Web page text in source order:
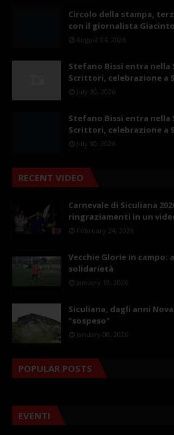
Circolo della stampa,
con il giornalista
August 04, 2026
Stefano Bissi entra nella
Scrittori, celebrazione a
July 30, 2026
Stefano Bissi entra nella
Scrittori, celebrazione a
July 30, 2026
RECENT VIDEO
Carnevale di Siculiana
ringraziamenti in un
February 24, 2026
Vecchie Glorie in campo:
solidarietà
January 19, 2026
Siculiana, dagli anni
"sospeso"
January 08, 2026
POPULAR POSTS
EVENTI